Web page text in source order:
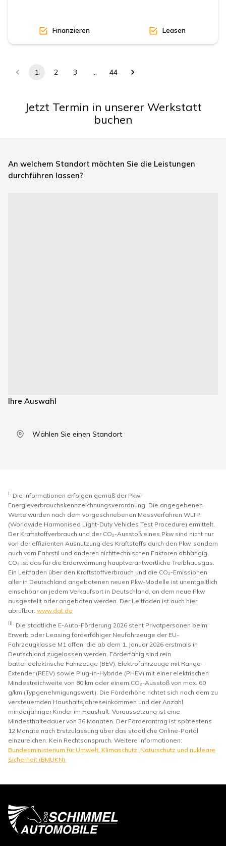
Finanzieren Leasen
1 2 3 … 44
Jetzt Termin in unserer Werkstatt
buchen
An welchem Standort möchten Sie die Leistungen
durchführen lassen?
Ihre Auswahl
Wählen Sie einen Standort
I. Die Informationen erfolgen gemäß der Pkw-
Energieverbrauchskennzeichnungsverordnung. Die angegebenen
Werte wurden nach dem vorgeschriebenen Messverfahren WLTP
(Worldwide Harmonised Light-Duty Vehicles Test Procedure) ermittelt.
Der Kraftstoffverbrauch und der CO₂-Ausstoß eines Pkw sind nicht nur
von der effizienten Ausnutzung des Kraftstoffs durch den Pkw, sondern
auch vom Fahrstil und anderen nichttechnischen Faktoren abhängig.
CO₂ ist das für die Erderwärmung hauptverantwortliche Treibhausgas.
Ein Leitfaden über den Kraftstoffverbrauch und die CO₂-Emissionen
aller in Deutschland angebotenen neuen Pkw-Modelle ist unentgeltlich
einsehbar an jedem Verkaufsort in Deutschland, an dem neue Pkw
ausgestellt oder angeboten werden. Der Leitfaden ist auch hier
abrufbar: www.dat.de
III. Die staatliche E-Auto-Förderung 2026 steht Privatpersonen beim
Erwerb oder Leasing förderfähiger Neufahrzeuge der EU-
Fahrzeugklasse M1 offen, die ab dem 1. Januar 2026 erstmals in
Deutschland zugelassen werden. Förderfähig sind rein
batterieelektrische Fahrzeuge (BEV), Elektrofahrzeuge mit Range-
Extender (REEV) sowie Plug-in-Hybride (PHEV) mit einer elektrischen
Mindestreichweite von 80 km oder einem CO₂-Ausstoß von max. 60
g/km (Typgenehmigungswert). Die Förderhöhe richtet sich nach dem zu
versteuernden Haushaltsjahreseinkommen und der Anzahl
minderjähriger Kinder im Haushalt. Voraussetzung ist eine
Mindesthaltedauer von 36 Monaten. Der Förderantrag ist spätestens
12 Monate nach Erstzulassung über das staatliche Online-Portal
einzureichen. Kein Rechtsanspruch. Weitere Informationen:
Bundesministerium für Umwelt, Klimaschutz, Naturschutz und nukleare
Sicherheit (BMUKN).